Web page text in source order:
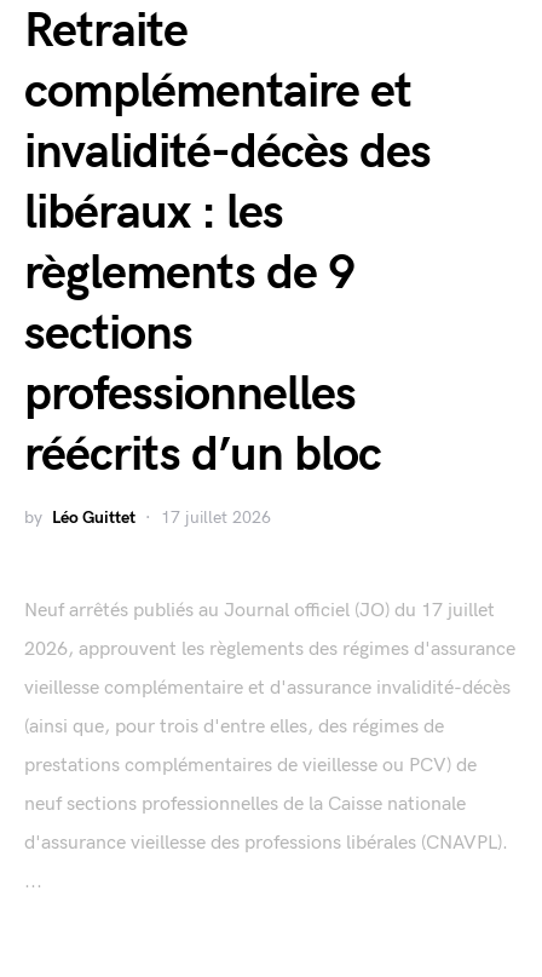
Retraite
complémentaire et
invalidité-décès des
libéraux : les
règlements de 9
sections
professionnelles
réécrits d’un bloc
by Léo Guittet 17 juillet 2026
Neuf arrêtés publiés au Journal officiel (JO) du 17 juillet
2026, approuvent les règlements des régimes d'assurance
vieillesse complémentaire et d'assurance invalidité-décès
(ainsi que, pour trois d'entre elles, des régimes de
prestations complémentaires de vieillesse ou PCV) de
neuf sections professionnelles de la Caisse nationale
d'assurance vieillesse des professions libérales (CNAVPL).
...